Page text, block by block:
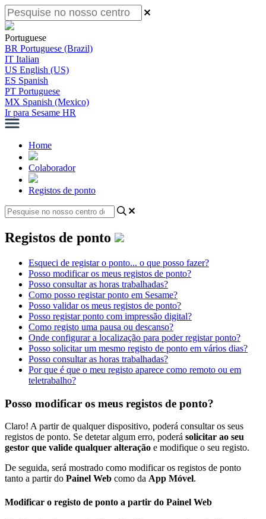
Portuguese
BR Portuguese (Brazil)
IT Italian
US English (US)
ES Spanish
PT Portuguese
MX Spanish (Mexico)
Ir para Sesame HR
Home
Colaborador
Registos de ponto
Registos de ponto
Esqueci de registar o ponto... o que posso fazer?
Posso modificar os meus registos de ponto?
Posso consultar as horas trabalhadas?
Como posso registar ponto em Sesame?
Posso validar os meus registos de ponto?
Posso registar ponto com impressão digital?
Como registo uma pausa ou descanso?
Onde configurar a localização para poder registar ponto?
Posso solicitar um mesmo registo de ponto em vários dias?
Posso consultar as horas trabalhadas?
Por que é que o meu registo aparece como remoto ou em
teletrabalho?
Posso modificar os meus registos de ponto?
Claro! A partir de qualquer dispositivo, poderá consultar os seus
registos de ponto. Se detetar algum erro, poderá solicitar ao seu
gestor que valide qualquer alteração e modifique o seu registo.
De seguida, será mostrado como modificar os registos de ponto
tanto a partir do Painel Web como da App Móvel.
Modificar o registo de ponto a partir do Painel Web